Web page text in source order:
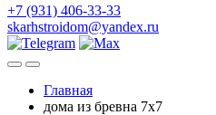
+7 (931) 406-33-33
skarhstroidom@yandex.ru
Главная
дома из бревна 7х7